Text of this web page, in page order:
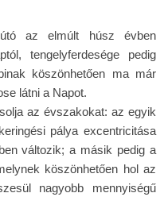
az elmúlt húsz évben
tengelyferdesége pedig
köszönhetően ma már
látni a Napot.
az évszakokat: az egyik
pálya excentricitása
változik; a másik pedig a
köszönhetően hol az
nagyobb mennyiségű